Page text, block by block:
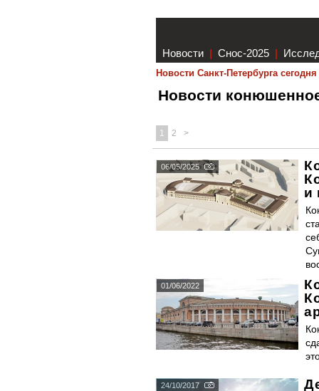
Новости | Снос-2025 |
Новости Санкт-Петербурга сегодня
Новости
1 2 >
06/05/2025
и
01/06/2022
24/10/2017